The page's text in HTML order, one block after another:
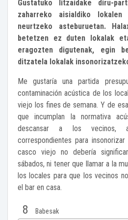
Gustatuko litzaidake diru-
zaharreko aisialdiko lokalen
neurtzeko asteburuetan.
betetzen ez duten lokalak
eragozten digutenak, egin
ditzatela lokalak
Me gustaría una partida
contaminación acústica de los
viejo los fines de semana. Y de
que incumplan la normativa
descansar a los vecinos,
correspondientes para
casco viejo no debería
sábados, ni tener que llamar a la
los locales para que los vecinos
el bar en casa.
8 Babesak